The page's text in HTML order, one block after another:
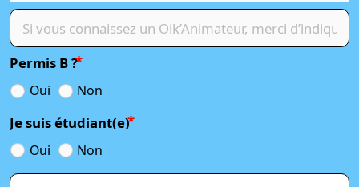
Permis B ?
Oui Non
Je suis étudiant(e)
Oui Non